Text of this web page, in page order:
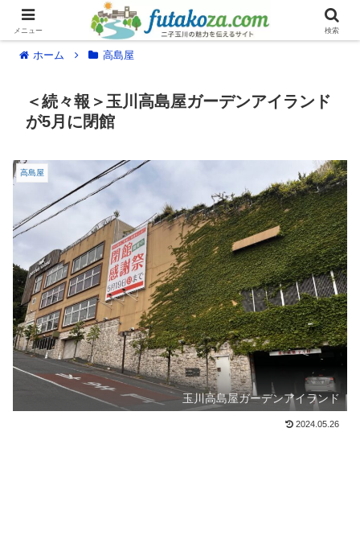
ホーム 高島屋
＜続々報＞玉川高島屋ガーデンアイランド
が5月に閉館
高島屋
玉川高島屋ガーデンアイランド
2024.05.26
メニュー 検索